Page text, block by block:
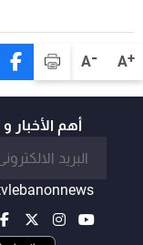
A+
A-
أهم الأخبار